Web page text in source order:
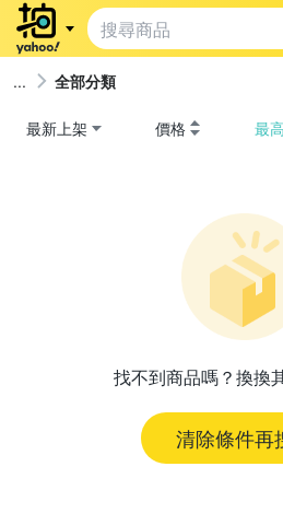
全部分類
最新上架 價格 最
找不到商品嗎？換換
清除條件再